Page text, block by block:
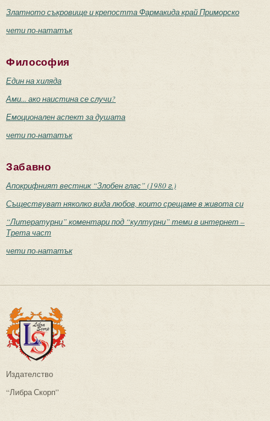
Златното съкровище и крепостта Фармакида край Приморско
чети по-нататък
Философия
Един на хиляда
Ами... ако наистина се случи?
Емоционален аспект за душата
чети по-нататък
Забавно
Апокрифният вестник “Злобен глас” (1980 г.)
Съществуват няколко вида любов, които срещаме в живота си
“Литературни” коментари под “културни” теми в интернет –
Трета част
чети по-нататък
Издателство
“Либра Скорп”